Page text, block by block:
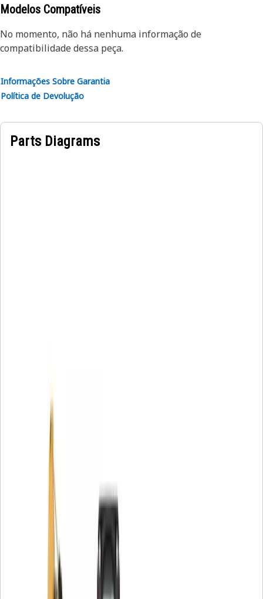
Modelos Compatíveis
No momento, não há nenhuma informação de
compatibilidade dessa peça.
Informações Sobre Garantia
Política de Devolução
Parts Diagrams